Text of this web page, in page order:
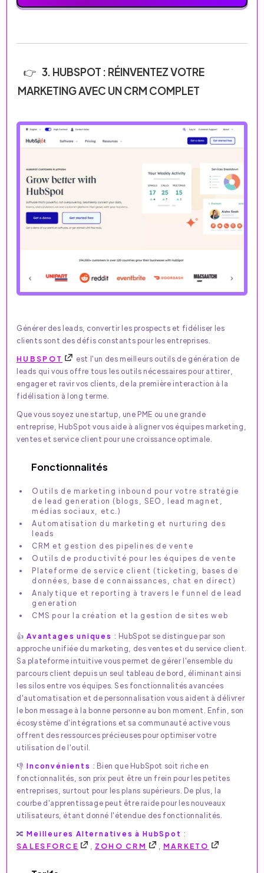
3. HUBSPOT : RÉINVENTEZ VOTRE
MARKETING AVEC UN CRM COMPLET
Générer des leads, convertir les prospects et fidéliser les
clients sont des défis constants pour les entreprises.
HUBSPOT
est l'un des meilleurs outils de génération de
leads qui vous offre tous les outils nécessaires pour attirer,
engager et ravir vos clients, de la première interaction à la
fidélisation à long terme.
Que vous soyez une startup, une PME ou une grande
entreprise, HubSpot vous aide à aligner vos équipes marketing,
ventes et service client pour une croissance optimale.
Fonctionnalités
Outils de marketing inbound pour votre stratégie
de lead generation (blogs, SEO, lead magnet,
médias sociaux, etc.)
Automatisation du marketing et nurturing des
leads
CRM et gestion des pipelines de vente
Outils de productivité pour les équipes de vente
Plateforme de service client (ticketing, bases de
données, base de connaissances, chat en direct)
Analytique et reporting à travers le funnel de lead
generation
CMS pour la création et la gestion de sites web
👍 Avantages uniques : HubSpot se distingue par son
approche unifiée du marketing, des ventes et du service client.
Sa plateforme intuitive vous permet de gérer l'ensemble du
parcours client depuis un seul tableau de bord, éliminant ainsi
les silos entre vos équipes. Ses fonctionnalités avancées
d'automatisation et de personnalisation vous aident à délivrer
le bon message à la bonne personne au bon moment. Enfin, son
écosystème d'intégrations et sa communauté active vous
offrent des ressources précieuses pour optimiser votre
utilisation de l'outil.
👎 Inconvénients : Bien que HubSpot soit riche en
fonctionnalités, son prix peut être un frein pour les petites
entreprises, surtout pour les plans supérieurs. De plus, la
courbe d'apprentissage peut être raide pour les nouveaux
utilisateurs, étant donné l'étendue des fonctionnalités.
🔀 Meilleures Alternatives à HubSpot :
SALESFORCE
ZOHO CRM MARKETO